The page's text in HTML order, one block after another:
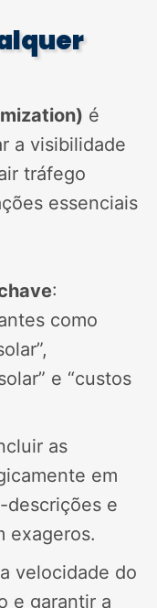
é
a visibilidade
tráfego
essenciais
:
como
e “custos
as
em
e
exageros.
velocidade do
e garantir a